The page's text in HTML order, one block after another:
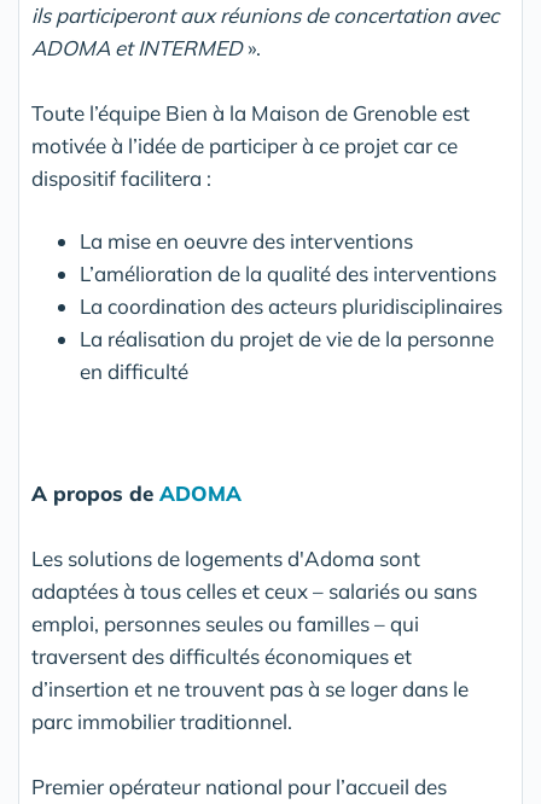
ils participeront aux réunions de concertation avec
ADOMA et INTERMED».
Toute l’équipe Bien à la Maison de Grenoble est
motivée à l’idée de participer à ce projet car ce
dispositif facilitera :
La mise en oeuvre des interventions
L’amélioration de la qualité des interventions
La coordination des acteurs pluridisciplinaires
La réalisation du projet de vie de la personne
en difficulté
A propos de ADOMA
Les solutions de logements d'Adoma sont
adaptées à tous celles et ceux – salariés ou sans
emploi, personnes seules ou familles – qui
traversent des difficultés économiques et
d’insertion et ne trouvent pas à se loger dans le
parc immobilier traditionnel.
Premier opérateur national pour l’accueil des